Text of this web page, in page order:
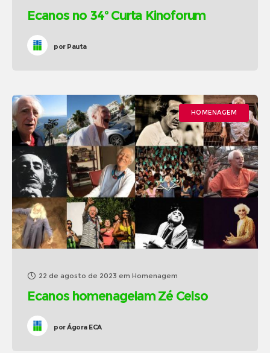
Ecanos no 34º Curta Kinoforum
porPauta
HOMENAGEM
22 de agosto de 2023 em Homenagem
Ecanos homenageiam Zé Celso
porÁgora ECA